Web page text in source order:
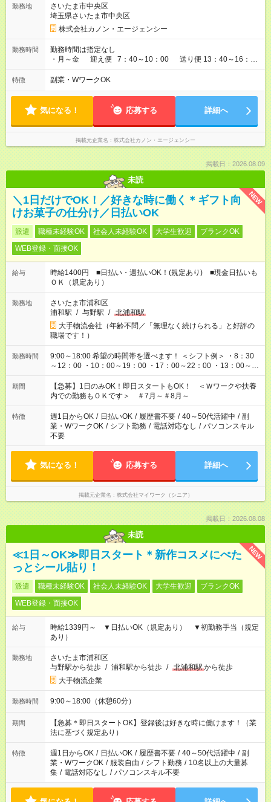
雇用形態、給与は本採用時と同じです。
勤務地
さいたま市中央区
埼玉県さいたま市中央区
株式会社カノン・エージェンシー
勤務時間
勤務時間は指定なし
・月～金 迎え便 7：40～10：00 送り便 13：40～16：
00 ※準備時間各30分ずつ含む ・間の時間は基本自由ですが、
行事や雑務がある場合はお手伝いしていただきます。（別途手
特徴 副業・WワークOK
気になる！ 応募する 詳細へ
掲載元企業名 株式会社カノン・エージェンシー
掲載日：2026.08.09
未読
NEW
＼1日だけでOK！／好きな時に働く＊ギフト向
けお菓子の仕分け／日払いOK
派遣 職種未経験OK 社会人未経験OK 大学生歓迎
ブランクOK
WEB登録・面接OK
給与
時給1400円 ■日払い・週払いOK！(規定あり) ■現金日払いも
ＯＫ（規定あり）
勤務地
さいたま市浦和区
浦和駅 / 与野駅 / 北浦和駅
大手物流会社（年齢不問／「無理なく続けられる」と好評の
職場です！）
勤務時間
9:00～18:00 希望の時間帯を選べます！ ＜シフト例＞ ・8：30
～12：00 ・10：00～19：00 ・17：00～22：00 ・13：00～
22：00 ・22：00～翌6：00 など
期間
【急募】1日のみOK！即日スタートもOK！ ＜Ｗワークや扶養
内での勤務もＯＫです＞ ＃7月～＃8月～
特徴 週1日からOK / 日払いOK / 履歴書不要 / 40～50代活躍中 / 副
業・WワークOK / シフト勤務 / 電話対応なし / パソコンスキル
不要
気になる！ 応募する 詳細へ
掲載元企業名 株式会社マイワーク（シニア）
掲載日：2026.08.08
未読
NEW
≪1日～OK≫即日スタート＊新作コスメにぺた
っとシール貼り！
派遣 職種未経験OK 社会人未経験OK 大学生歓迎
ブランクOK
WEB登録・面接OK
給与
時給1339円～ ▼日払いOK（規定あり） ▼初勤務手当（規定
あり）
勤務地
さいたま市浦和区
与野駅から徒歩 / 浦和駅から徒歩 / 北浦和駅から徒歩
大手物流企業
勤務時間 9:00～18:00（休憩60分）
期間
【急募＊即日スタートOK】登録後は好きな時に働けます！（業
法に基づく規定あり）
特徴 週1日からOK / 日払いOK / 履歴書不要 / 40～50代活躍中 / 副
業・WワークOK / 服装自由 / シフト勤務 / 10名以上の大量募
集 / 電話対応なし / パソコンスキル不要